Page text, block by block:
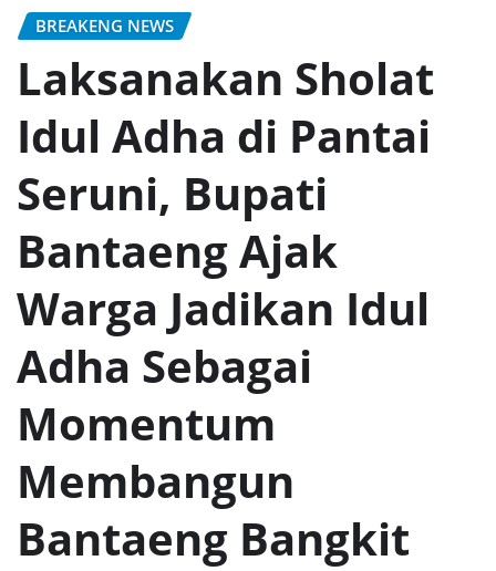
BREAKENG NEWS
Laksanakan Sholat
Idul Adha di Pantai
Seruni, Bupati
Bantaeng Ajak
Warga Jadikan Idul
Adha Sebagai
Momentum
Membangun
Bantaeng Bangkit